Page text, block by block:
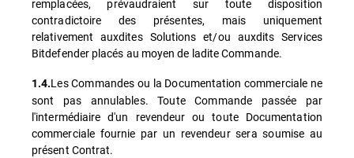
remplacées, prévaudraient sur toute disposition
contradictoire des présentes, mais uniquement
relativement auxdites Solutions et/ou auxdits Services
Bitdefender placés au moyen de ladite Commande.
1.4.Les Commandes ou la Documentation commerciale ne
sont pas annulables. Toute Commande passée par
l'intermédiaire d'un revendeur ou toute Documentation
commerciale fournie par un revendeur sera soumise au
présent Contrat.